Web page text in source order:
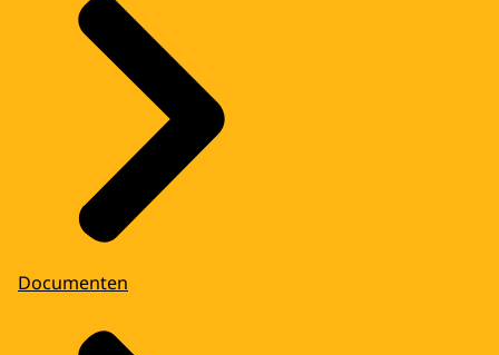
Documenten